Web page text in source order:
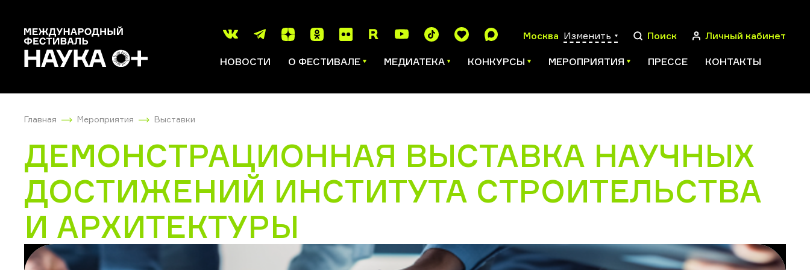
Москва Изменить Поиск Личный кабинет
НОВОСТИ О ФЕСТИВАЛЕ МЕДИАТЕКА КОНКУРСЫ МЕРОПРИЯТИЯ ПРЕССЕ КОНТАКТЫ
Главная Мероприятия Выставки
ДЕМОНСТРАЦИОННАЯ ВЫСТАВКА НАУЧНЫХ
ДОСТИЖЕНИЙ ИНСТИТУТА СТРОИТЕЛЬСТВА
И АРХИТЕКТУРЫ